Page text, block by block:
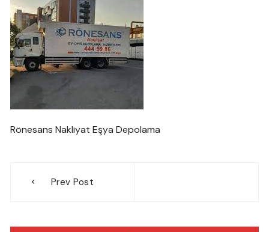
Rönesans Nakliyat Eşya Depolama
gezinmesi
Prev Post